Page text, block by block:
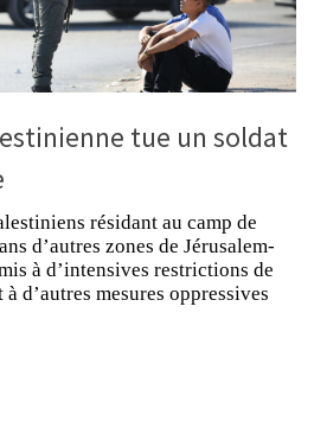
tue un soldat
résidant au camp de
d’autres zones de Jérusalem-
à d’intensives restrictions de
d’autres mesures oppressives